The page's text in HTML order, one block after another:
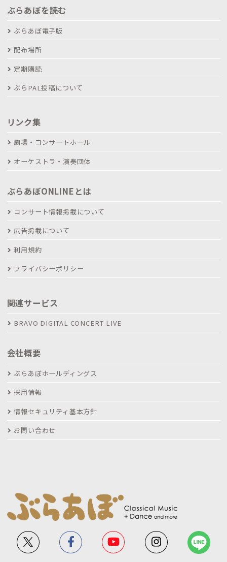
ぶらあぼを読む
ぶらあぼ電子版
配布場所
定期購読
ぶらPAL投稿について
リンク集
劇場・コンサートホール
オーケストラ・演奏団体
ぶらあぼONLINEとは
コンサート情報掲載について
広告掲載について
利用規約
プライバシーポリシー
関連サービス
BRAVO DIGITAL CONCERT LIVE
会社概要
ぶらあぼホールディングス
採用情報
情報セキュリティ基本方針
お問い合わせ